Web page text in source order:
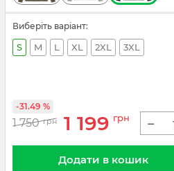
Виберіть варіант:
S M L XL 2XL 3XL
1 750 грн 1 199 грн
-31.49 %
−
Додати в кошик